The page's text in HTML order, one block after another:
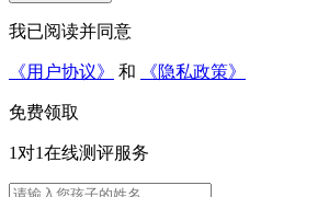
我已阅读并同意
《用户协议》 和 《隐私政策》
免费领取
1对1在线测评服务